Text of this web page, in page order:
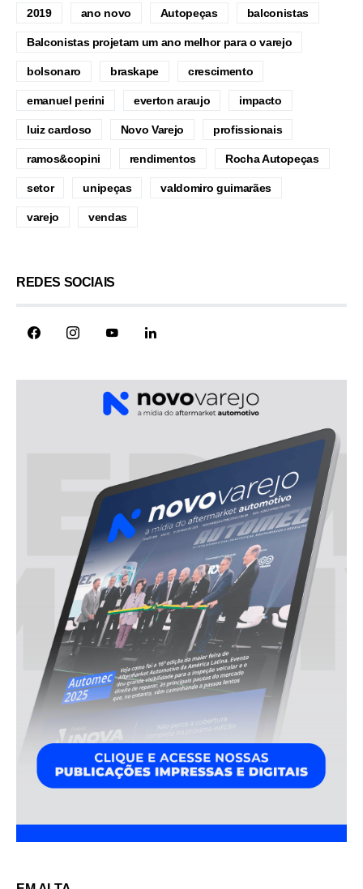
2019 ano novo Autopeças balconistas
Balconistas projetam um ano melhor para o varejo
bolsonaro braskape crescimento
emanuel perini everton araujo impacto
luiz cardoso Novo Varejo profissionais
ramos&copini rendimentos Rocha Autopeças
setor unipeças valdomiro guimarães
varejo vendas
REDES SOCIAIS